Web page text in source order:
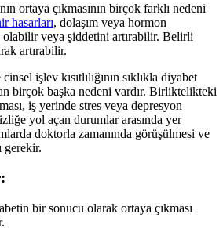
ortaya çıkmasının birçok farklı nedeni
hasarları, dolaşım veya hormon
olabilir veya şiddetini artırabilir. Belirli
artırabilir.
işlev kısıtlılığının sıklıkla diyabet
birçok başka nedeni vardır. Birliktelikteki
iş yerinde stres veya depresyon
yol açan durumlar arasında yer
doktorla zamanında görüşülmesi ve
gerekir.
bir sonucu olarak ortaya çıkması